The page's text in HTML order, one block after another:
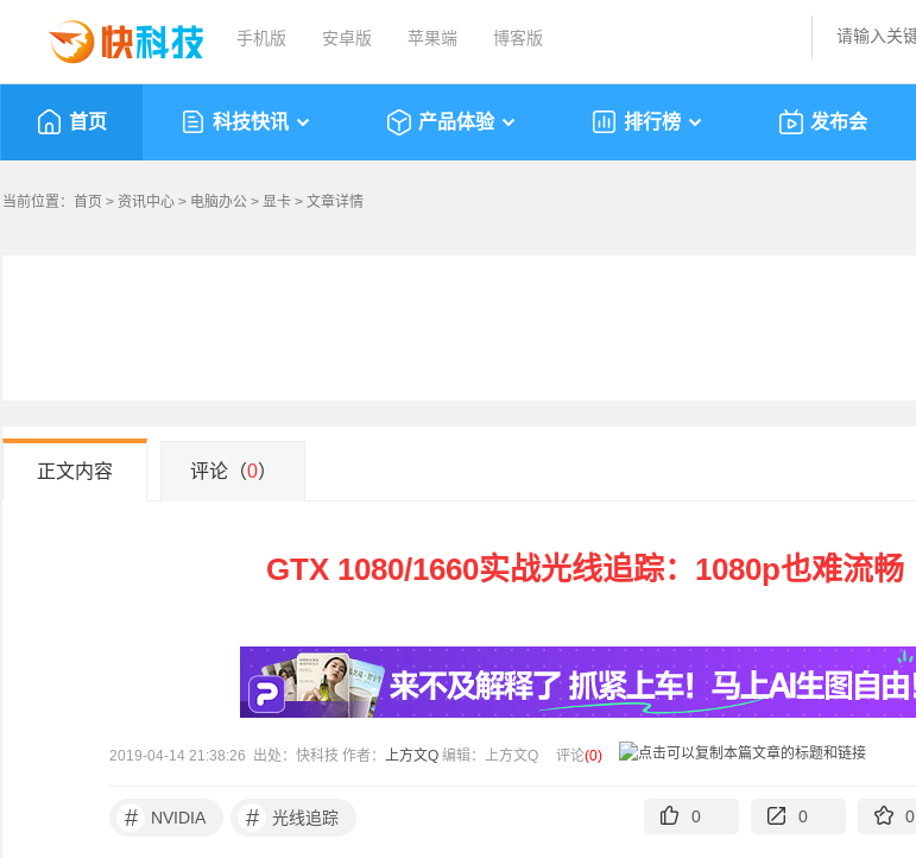
手机版 安卓版 苹果端 博客版
首页 科技快讯 产品体验 排行榜 发布会
当前位置： 首页 > 资讯中心 > 电脑办公 > 显卡 > 文章详情
正文内容 评论（0）
GTX 1080/1660实战光线追踪：1080p也难流畅
2019-04-14 21:38:26 出处：快科技 作者： 上方文Q 编辑：上方文Q 评论(0)
# NVIDIA # 光线追踪 0 0 0